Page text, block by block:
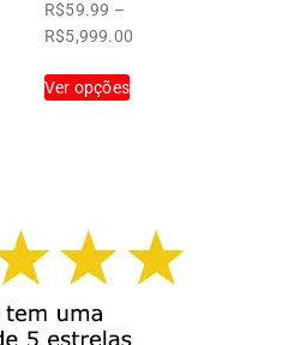
R$59.99 –
R$5,999.00
Ver opçõesproduto
opções
podem
ser
na